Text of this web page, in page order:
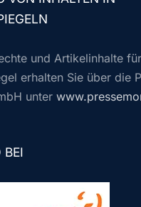
und Artikelinhalte
erhalten Sie über die
unter
BEI